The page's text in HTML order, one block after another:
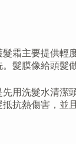
霜主要提供
膜像給頭
洗髮水清
抗熱傷害，並